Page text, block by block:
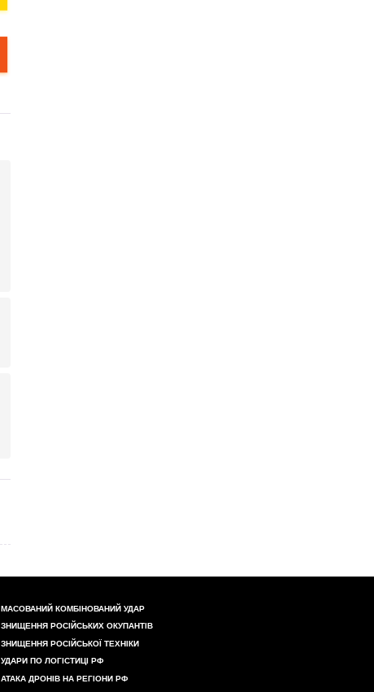
МАСОВАНИЙ КОМБІНОВАНИЙ УДАР
ЗНИЩЕННЯ РОСІЙСЬКИХ ОКУПАНТІВ
ЗНИЩЕННЯ РОСІЙСЬКОЇ ТЕХНІКИ
УДАРИ ПО ЛОГІСТИЦІ РФ
АТАКА ДРОНІВ НА РЕГІОНИ РФ